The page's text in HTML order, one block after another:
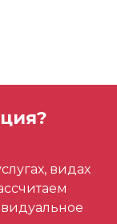
стать
видах